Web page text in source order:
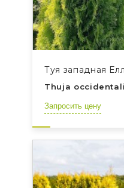
Туя западная
Thuja
Запросить цену